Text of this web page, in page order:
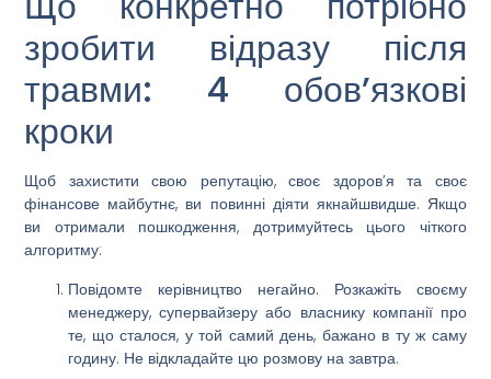
зробити відразу після
травми: 4 обов’язкові
кроки
Щоб захистити свою репутацію, своє здоров’я та своє
фінансове майбутнє, ви повинні діяти якнайшвидше. Якщо
ви отримали пошкодження, дотримуйтесь цього чіткого
алгоритму:
Повідомте керівництво негайно. Розкажіть своєму
менеджеру, супервайзеру або власнику компанії про
те, що сталося, у той самий день, бажано в ту ж саму
годину. Не відкладайте цю розмову на завтра.